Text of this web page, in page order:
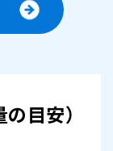
目安）